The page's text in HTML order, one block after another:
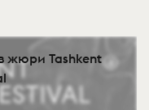
жюри Tashkent